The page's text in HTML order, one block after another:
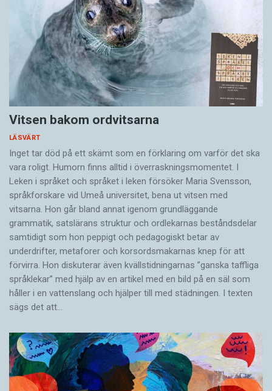
Vitsen bakom ordvitsarna
LÄSVÄRT
Inget tar död på ett skämt som en förklaring om varför det ska
vara roligt. Humorn finns alltid i överrask­ningsmomentet. I
Leken i språket och språket i leken för­söker Maria Svensson,
språkforskare vid Umeå universitet, bena ut vitsen med
vitsarna. Hon går bland annat igenom grundläggande
grammatik, satslärans struktur och ord­lekarnas beståndsdelar
samtidigt som hon peppigt och pedagogiskt betar av
underdrifter, meta­forer och korsords­makarnas knep för att
förvirra. Hon diskuterar även ­kvällstidningarnas ”ganska taffliga
språklekar” med hjälp av en artikel med en bild på en säl som
håller i en vatten­slang och hjälper till med städningen. I ­texten
sägs det att…